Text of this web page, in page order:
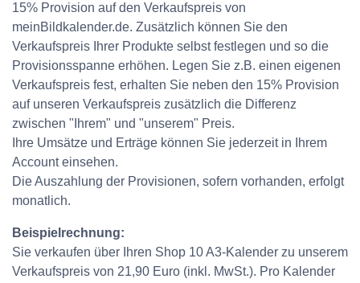
15% Provision auf den Verkaufspreis von
meinBildkalender.de. Zusätzlich können Sie den
Verkaufspreis Ihrer Produkte selbst festlegen und so die
Provisionsspanne erhöhen. Legen Sie z.B. einen eigenen
Verkaufspreis fest, erhalten Sie neben den 15% Provision
auf unseren Verkaufspreis zusätzlich die Differenz
zwischen "Ihrem" und "unserem" Preis.
Ihre Umsätze und Erträge können Sie jederzeit in Ihrem
Account einsehen.
Die Auszahlung der Provisionen, sofern vorhanden, erfolgt
monatlich.
Beispielrechnung:
Sie verkaufen über Ihren Shop 10 A3-Kalender zu unserem
Verkaufspreis von 21,90 Euro (inkl. MwSt.). Pro Kalender